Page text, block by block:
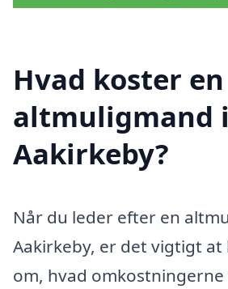
Hvad koster en
altmuligmand i
Aakirkeby?
Når du leder efter en
Aakirkeby, er det vigtigt at
om, hvad